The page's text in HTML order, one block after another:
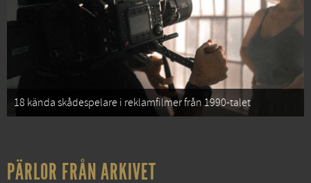
18 kända skådespelare i reklamfilmer från 1990-talet
PÄRLOR FRÅN ARKIVET